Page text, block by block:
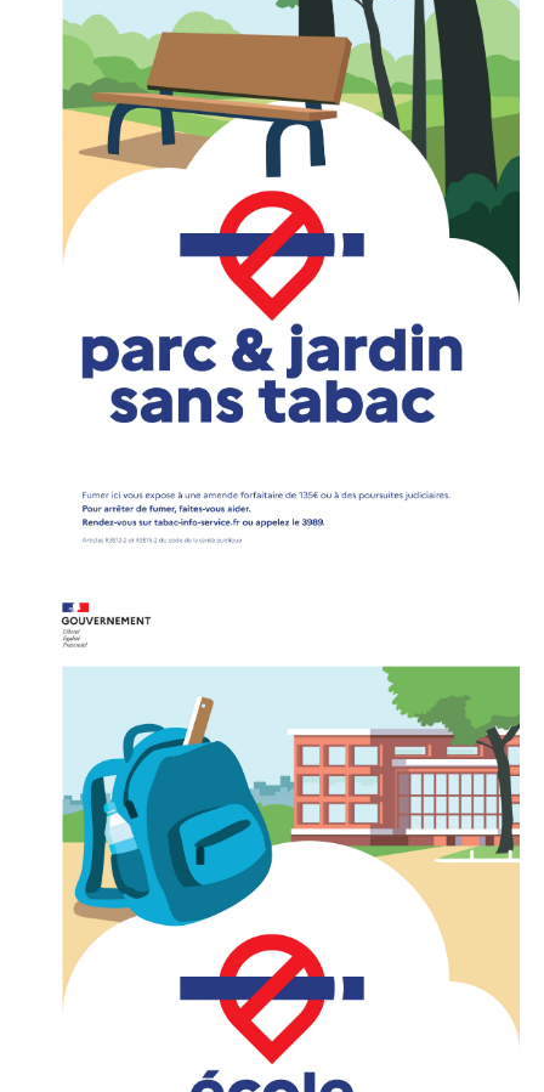
» Ecoles
» Ecole publique du Clos d’Hespel
» APE de l'Ecole du Clos
» Ecole privée Jeanne d’Arc
» APEL de l'Ecole Jeanne d'Arc
» Maison des jeunes
ASSOCIATIONS
» Culture et loisirs
» Club de reliure
» Mémoire
» Sports
» Association Fournoise Basket Club
» Club de danse
» Club de football ESW
» Club de gym "La Jeanne d'Arc"
» Club de judo
» Espace Forme Fournois